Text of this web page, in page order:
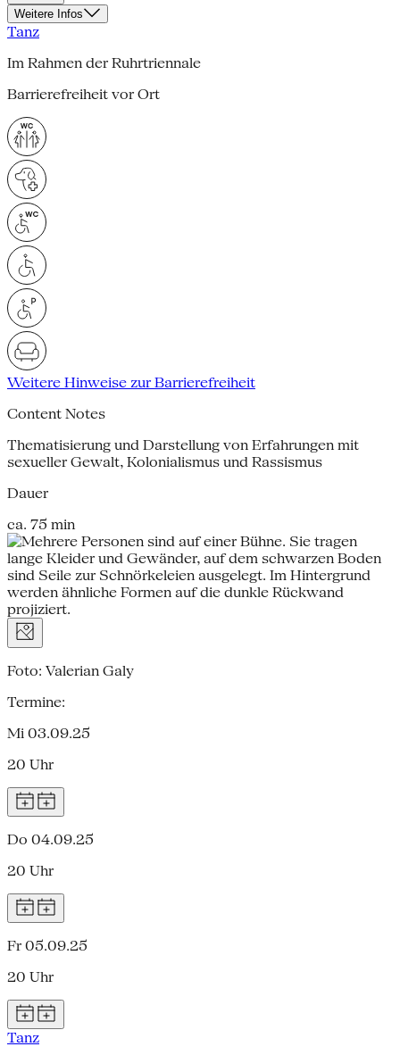
Weitere Infos
Tanz
Im Rahmen der Ruhrtriennale
Barrierefreiheit vor Ort
Weitere Hinweise zur Barrierefreiheit
Content Notes
Thematisierung und Darstellung von Erfahrungen mit
sexueller Gewalt, Kolonialismus und Rassismus
Dauer
ca. 75 min
Foto: Valerian Galy
Termine:
Mi 03.09.25
20 Uhr
Do 04.09.25
20 Uhr
Fr 05.09.25
20 Uhr
Tanz